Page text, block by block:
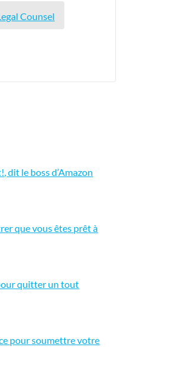
Counsel
dit le boss d’Amazon
que vous êtes prêt à
quitter un tout
pour soumettre votre